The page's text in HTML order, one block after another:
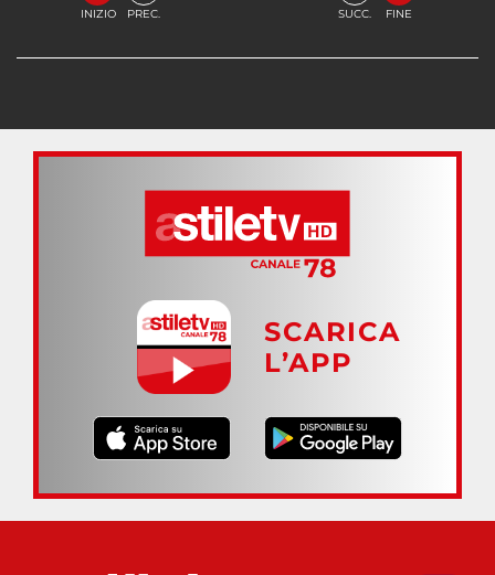
INIZIO PREC. SUCC. FINE
SCARICA
L’APP